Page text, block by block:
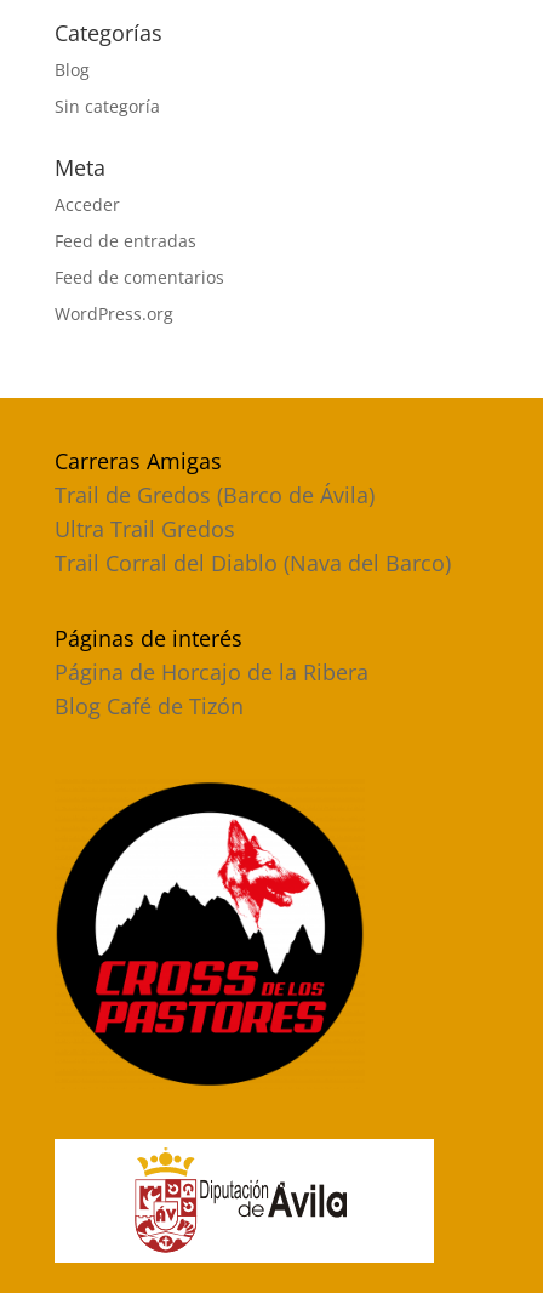
Categorías
Blog
Sin categoría
Meta
Acceder
Feed de entradas
Feed de comentarios
WordPress.org
Carreras Amigas
Trail de Gredos (Barco de Ávila)
Ultra Trail Gredos
Trail Corral del Diablo (Nava del Barco)
Páginas de interés
Página de Horcajo de la Ribera
Blog Café de Tizón